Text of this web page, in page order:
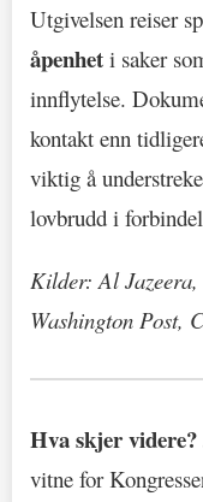
Utgivelsen reiser
åpenhet i saker
innflytelse.
kontakt enn
viktig å
lovbrudd i
Kilder: Al Jazeera,
Washington Post,
Hva skjer videre?
vitne for